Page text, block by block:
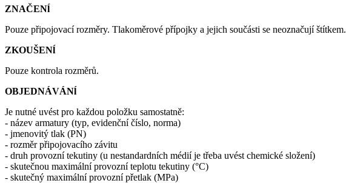
ZNAČENĺ
Pouze připojovací rozměry. Tlakoměrové přípojky a jejich součásti se neoznačují štítkem.
ZKOUŠENĺ
Pouze kontrola rozměrů.
OBJEDNÁVÁNĺ
Je nutné uvést pro každou položku samostatně:
- název armatury (typ, evidenční číslo, norma)
- jmenovitý tlak (PN)
- rozměr připojovacího závitu
- druh provozní tekutiny (u nestandardních médií je třeba uvést chemické složení)
- skutečnou maximální provozní teplotu tekutiny (°C)
- skutečný maximální provozní přetlak (MPa)